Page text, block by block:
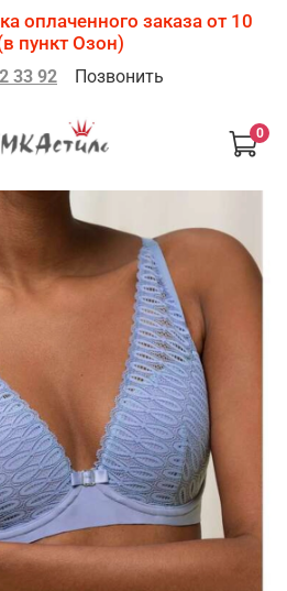
оплаченного заказа от 10
пункт Озон)
33 92 Позвонить
0